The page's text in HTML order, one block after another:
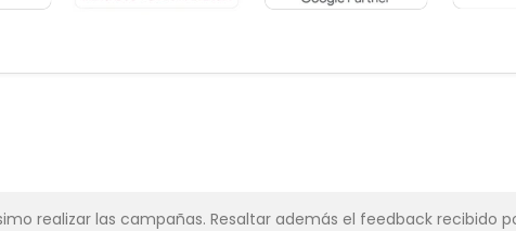
realizar las campañas. Resaltar además el feedback recibido